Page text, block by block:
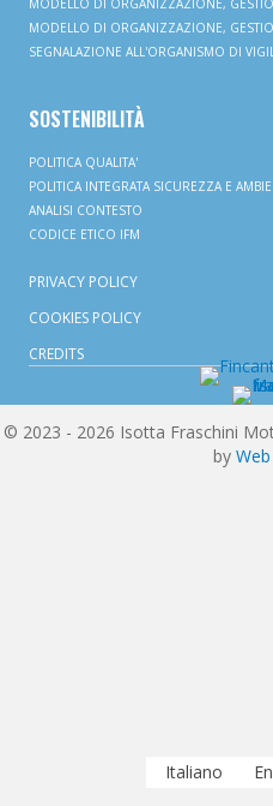
MODELLO DI ORGANIZZAZIONE,
SEGNALAZIONE ALL'ORGANISMO DI
SOSTENIBILITÀ
POLITICA QUALITA'
POLITICA INTEGRATA SICUREZZA E
ANALISI CONTESTO
CODICE ETICO IFM
PRIVACY POLICY
COOKIES POLICY
CREDITS
© 2023 - 2026 Isotta Fraschini
by
Italiano